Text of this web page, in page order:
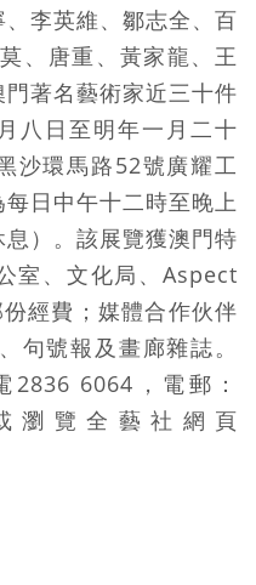
李英維、鄒志全、百
、唐重、黃家龍、王
著名藝術家近三十件
八日至明年一月二十
沙環馬路52號廣耀工
日中午十二時至晚上
）。該展覽獲澳門特
室、文化局、Aspect
經費；媒體合作伙伴
句號報及畫廊雜誌。
6064，電郵：
瀏覽全藝社網頁